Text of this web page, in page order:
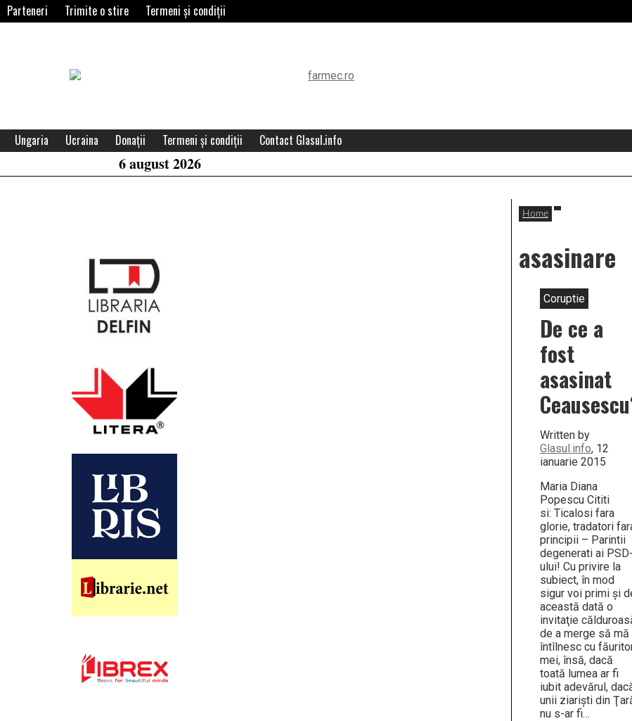
Parteneri Trimite o stire Termeni și condiții
Header
Area
Ungaria Ucraina Donații Termeni și condiții Contact Glasul.info
6 august 2026
Home
asasinare
Coruptie
De ce a
fost
asasinat
Written by
Glasul.info, 12
ianuarie 2015
Maria Diana
Popescu Cititi
si: Ticalosi fara
glorie, tradatori
principii – Parintii
degenerati ai
ului! Cu privire la
subiect, în mod
sigur voi primi şi
această dată o
invitaţie
de a merge să mă
întîlnesc cu
mei, însă, dacă
toată lumea ar fi
iubit adevărul,
unii ziarişti din
nu s-ar fi…